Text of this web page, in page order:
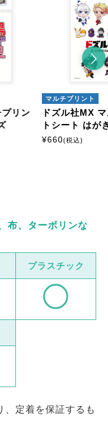
プリン
マルチプリント
ドズル社MX
トシート はが
¥660(税込)
布、ターボリンな
プラスチック
、定着を保証するも